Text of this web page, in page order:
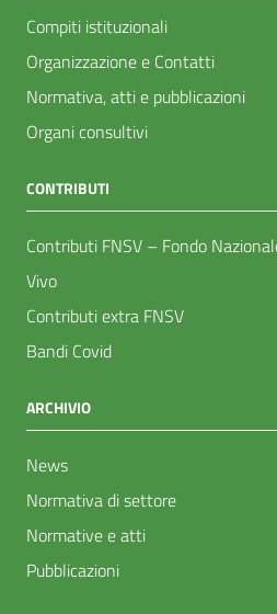
Compiti istituzionali
Organizzazione e Contatti
Normativa, atti e pubblicazioni
Organi consultivi
CONTRIBUTI
Contributi FNSV – Fondo
Vivo
Contributi extra FNSV
Bandi Covid
ARCHIVIO
News
Normativa di settore
Normative e atti
Pubblicazioni